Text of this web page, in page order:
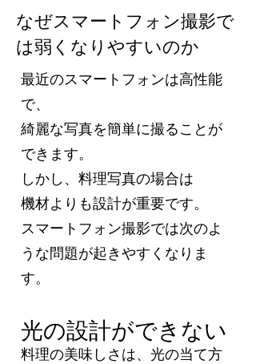
なぜスマートフォン撮影で
は弱くなりやすいのか
最近のスマートフォンは高性能
で、
綺麗な写真を簡単に撮ることが
できます。
しかし、料理写真の場合は
機材よりも設計が重要です。
スマートフォン撮影では次のよ
うな問題が起きやすくなりま
す。
光の設計ができない
料理の美味しさは、光の当て方